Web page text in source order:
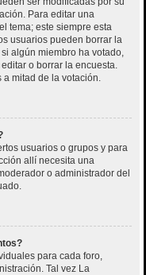
Para editar una
tema; este siempre esta
usuarios pueden borrar la
algún miembro ha votado,
o borrar la encuesta.
a mitad de la votación.
usuarios o grupos y para
allí necesita una
o administrador del
para cada foro,
Tal vez La